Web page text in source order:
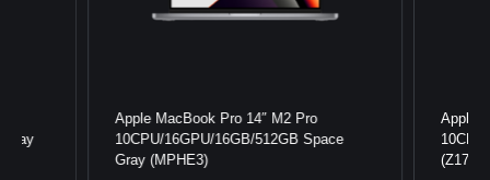
Gray
Apple MacBook Pro 14″ M2 Pro
10CPU/16GPU/16GB/512GB Space
Gray (MPHE3)
Apple